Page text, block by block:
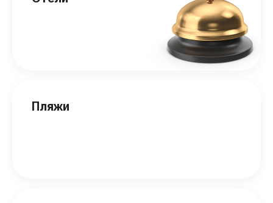
Пляжи